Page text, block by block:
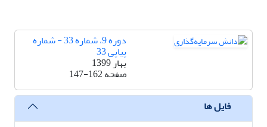
دوره 9، شماره 33 - شماره
پیاپی 33
بهار 1399
صفحه147-162
فایل ها